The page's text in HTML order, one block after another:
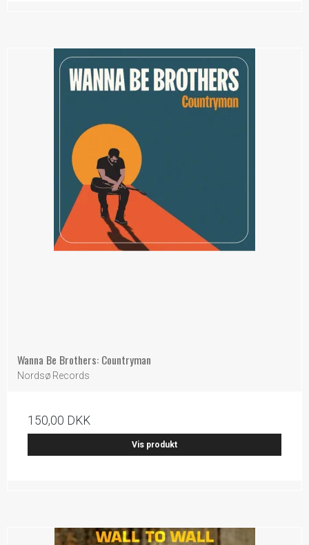
Wanna Be Brothers: Countryman
Nordsø Records
150,00 DKK
Vis produkt